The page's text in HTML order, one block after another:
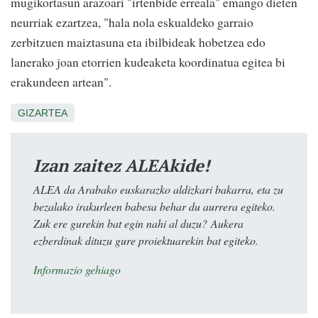
neurriak ezartzea, "hala nola eskualdeko garraio
zerbitzuen maiztasuna eta ibilbideak hobetzea edo
lanerako joan etorrien kudeaketa koordinatua egitea bi
erakundeen artean".
GIZARTEA
Izan zaitez ALEAkide!
ALEA da Arabako euskarazko aldizkari bakarra, eta zu
bezalako irakurleen babesa behar du aurrera egiteko.
Zuk ere gurekin bat egin nahi al duzu? Aukera
ezberdinak dituzu gure proiektuarekin bat egiteko.
Informazio gehiago